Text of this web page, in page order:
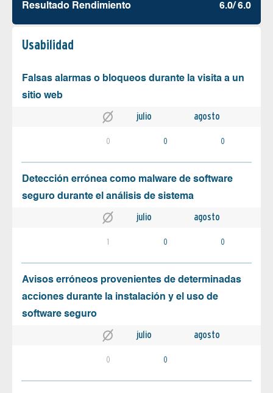
Resultado Rendimiento 6.0/ 6.0
Usabilidad
Falsas alarmas o bloqueos durante la visita a un
sitio web
julio agosto
0 0 0
Detección errónea como malware de software
seguro durante el análisis de sistema
julio agosto
1 0 0
Avisos erróneos provenientes de determinadas
acciones durante la instalación y el uso de
software seguro
julio agosto
0 0